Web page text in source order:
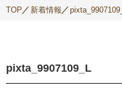
TOP 新着情報
pixta_9907109_L